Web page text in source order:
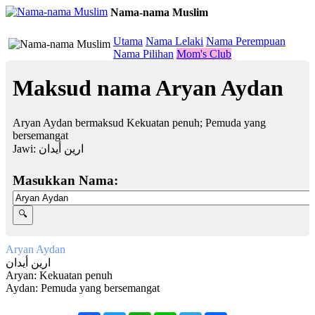
Nama-nama Muslim
Utama Nama Lelaki Nama Perempuan
Nama Pilihan Mom's Club
Maksud nama Aryan Aydan
Aryan Aydan bermaksud Kekuatan penuh; Pemuda yang
bersemangat
Jawi: ارين أيدان
Masukkan Nama:
Aryan Aydan
ارين أيدان
Aryan: Kekuatan penuh
Aydan: Pemuda yang bersemangat